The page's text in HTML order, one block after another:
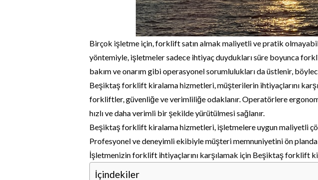
Birçok işletme için, forklift satın almak maliyetli ve pratik
yöntemiyle, işletmeler sadece ihtiyaç duydukları süre boyunca
bakım ve onarım gibi operasyonel sorumlulukları da üstlenir,
Beşiktaş forklift kiralama hizmetleri, müşterilerin ihtiyaçlarını
forkliftler, güvenliğe ve verimliliğe odaklanır. Operatörlere
hızlı ve daha verimli bir şekilde yürütülmesi sağlanır.
Beşiktaş forklift kiralama hizmetleri, işletmelere uygun maliyetli
Profesyonel ve deneyimli ekibiyle müşteri memnuniyetini ön planda
İşletmenizin forklift ihtiyaçlarını karşılamak için Beşiktaş forklift
İçindekiler